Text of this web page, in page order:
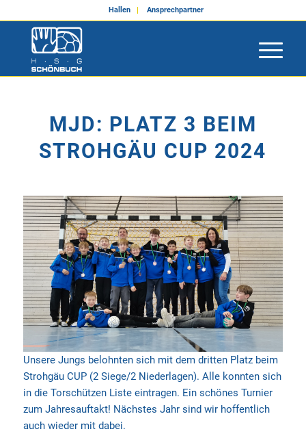
Hallen Ansprechpartner
MJD: PLATZ 3 BEIM
STROHGÄU CUP 2024
Unsere Jungs belohnten sich mit dem dritten Platz beim
Strohgäu CUP (2 Siege/2 Niederlagen). Alle konnten sich
in die Torschützen Liste eintragen. Ein schönes Turnier
zum Jahresauftakt! Nächstes Jahr sind wir hoffentlich
auch wieder mit dabei.